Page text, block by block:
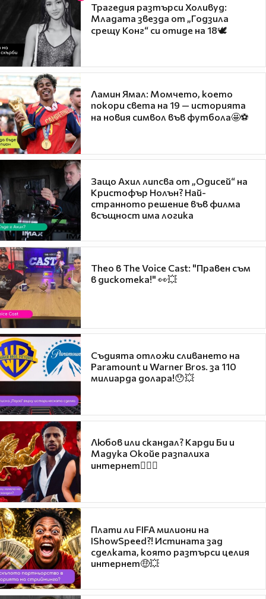
Трагедия разтърси Холивуд:
Младата звезда от „Годзила
срещу Конг“ си отиде на 18🕊️
Ламин Ямал: Момчето, което
покори света на 19 — историята
на новия символ във футбола🤩⚽
Защо Ахил липсва от „Одисей“ на
Кристофър Нолън? Най-
странното решение във филма
всъщност има логика
Theo в The Voice Cast: "Правен съм
в дискотека!" 👀💥
Съдията отложи сливането на
Paramount и Warner Bros. за 110
милиарда долара!😯💥
Любов или скандал? Карди Би и
Мадука Окойе разпалиха
интернет❤️‍🔥🔥
Плати ли FIFA милиони на
IShowSpeed?! Истината зад
сделката, която разтърси целия
интернет🤑💥